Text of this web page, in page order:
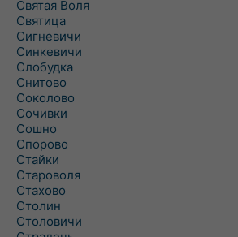
Святая Воля
Святица
Сигневичи
Синкевичи
Слобудка
Снитово
Соколово
Сочивки
Сошно
Спорово
Стайки
Староволя
Стахово
Столин
Столовичи